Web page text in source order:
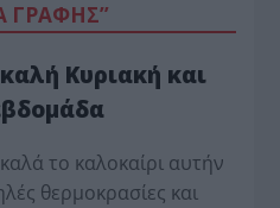
ΓΡΑΦΗΣ”
Κυριακή και
το καλοκαίρι αυτήν
θερμοκρασίες και